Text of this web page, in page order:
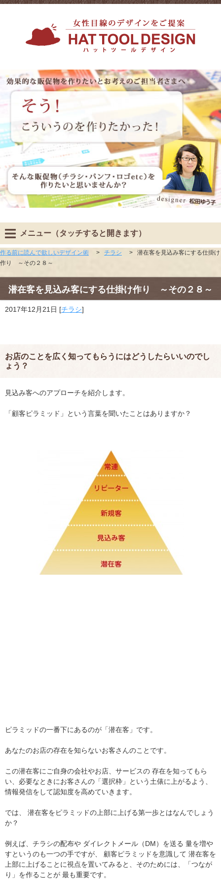
メニュー（タッチすると開きます）
作る前に読んで欲しいデザイン術 > チラシ >
潜在客を見込み客にする仕掛け
作り ～その２８～
潜在客を見込み客にする仕掛け作り ～その２８～
2017年12月21日 [チラシ]
お店のことを広く知ってもらうにはどうしたらいいのでし
ょう？
見込み客へのアプローチを紹介します。
「顧客ピラミッド」という言葉を聞いたことはありますか？
ピラミッドの一番下にあるのが「潜在客」です。
あなたのお店の存在を知らないお客さんのことです。
この潜在客にご自身の会社やお店、サービスの 存在を知ってもら
い、必要なときにお客さんの「選択枠」という土俵に上がるよう、
情報発信をして認知度を高めていきます。
では、 潜在客をピラミッドの上部に上げる第一歩とはなんでしょう
か？
例えば、チラシの配布や ダイレクトメール（DM）を送る 量を増や
すというのも一つの手ですが、 顧客ピラミッドを意識して 潜在客を
上部に上げることに視点を置いてみると、そのためには、「つなが
り」を作ることが 最も重要です。